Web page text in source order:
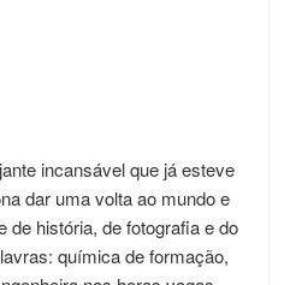
incansável que já esteve
dar uma volta ao mundo e
de história, de fotografia e do
química de formação,